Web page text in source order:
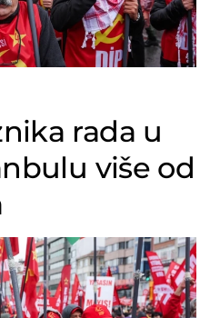
rada u
više od